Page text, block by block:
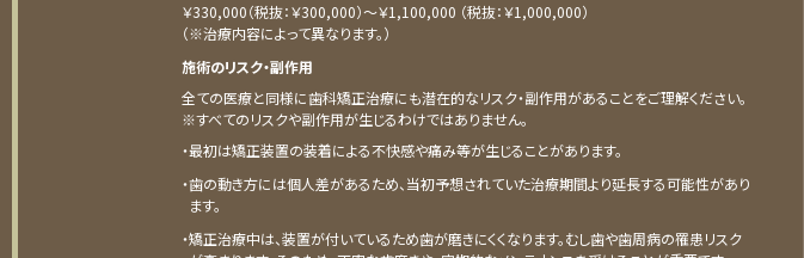
￥330,000（税抜：￥300,000）～￥1,100,000 （税抜：￥1,000,000）
（※治療内容によって異なります。）
施術のリスク・副作用
全ての医療と同様に歯科矯正治療にも潜在的なリスク・副作用があることをご理解ください。
※すべてのリスクや副作用が生じるわけではありません。
・最初は矯正装置の装着による不快感や痛み等が生じることがあります。
・歯の動き方には個人差があるため、当初予想されていた治療期間より延長する可能性があり
ます。
・矯正治療中は、装置が付いているため歯が磨きにくくなります。むし歯や歯周病の罹患リスク